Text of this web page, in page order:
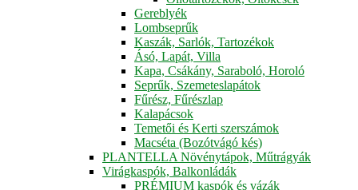
Gereblyék
Lombseprűk
Kaszák, Sarlók, Tartozékok
Ásó, Lapát, Villa
Kapa, Csákány, Saraboló, Horoló
Seprűk, Szemeteslapátok
Fűrész, Fűrészlap
Kalapácsok
Temetői és Kerti szerszámok
Macséta (Bozótvágó kés)
PLANTELLA Növénytápok, Műtrágyák
Virágkaspók, Balkonládák
PRÉMIUM kaspók és vázák